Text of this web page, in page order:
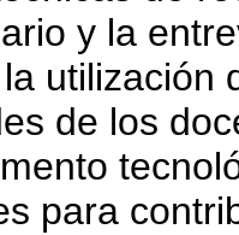
y la
utilización
de los
para